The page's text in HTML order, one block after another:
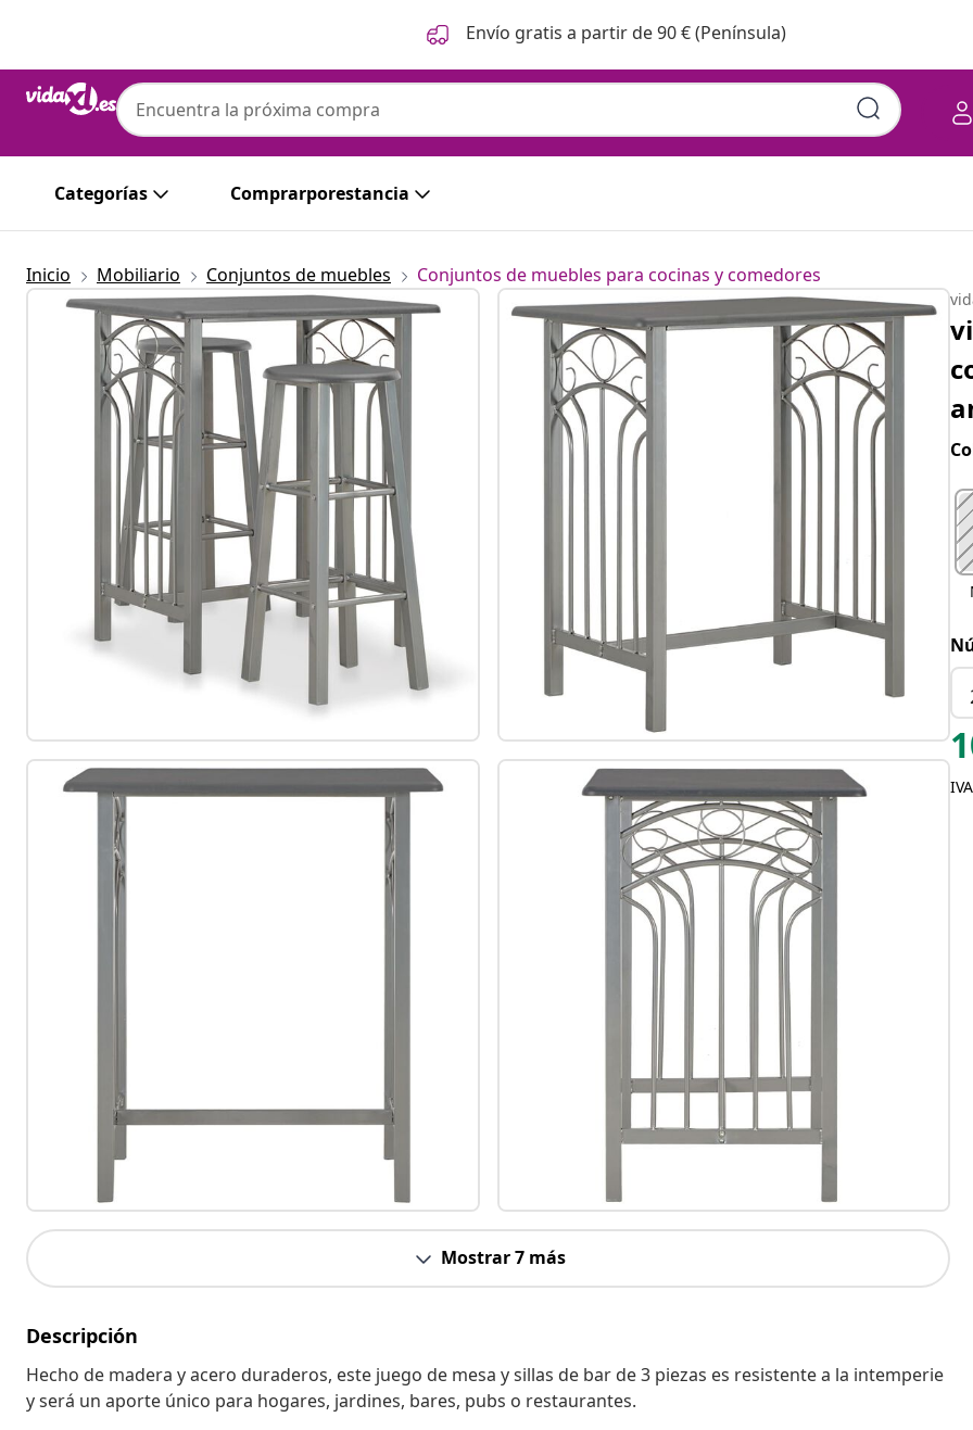
Envío gratis a partir de 90 € (Península)
Categorías Comprarporestancia
vidaXL
vidaXL Set mesa y sillas altas de cocina 3 pzas madera acero antracita
Inicio Mobiliario Conjuntos de muebles Conjuntos de muebles para cocinas y comedores
Mostrar 7 más
Descripción
Hecho de madera y acero duraderos, este juego de mesa y sillas de bar de 3 piezas es resistente a la intemperie
y será un aporte único para hogares, jardines, bares, pubs o restaurantes.